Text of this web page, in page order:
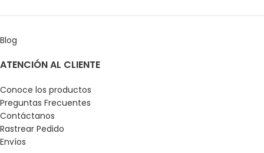
Blog
ATENCIÓN AL CLIENTE
Conoce los productos
Preguntas Frecuentes
Contáctanos
Rastrear Pedido
Envíos